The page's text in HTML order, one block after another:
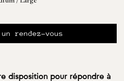
rendez-vous
disposition pour répondre à